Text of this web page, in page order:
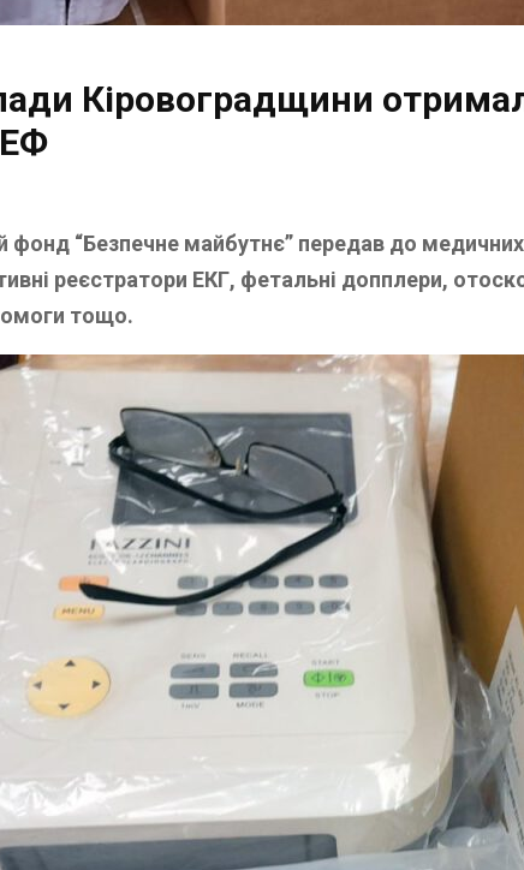
Кіровоградщини
фонд “Безпечне майбутнє” передав до
реєстратори ЕКГ, фетальні допплери,
тощо.